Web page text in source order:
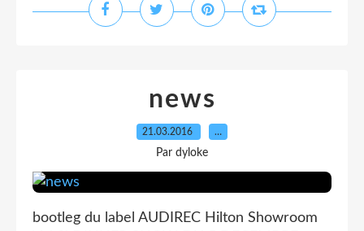
news
21.03.2016 …
Par dyloke
bootleg du label AUDIREC Hilton Showroom